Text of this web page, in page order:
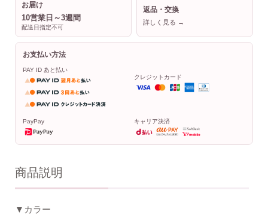
お届け
10営業日～3週間
配送日指定不可
返品・交換
詳しく見る →
お支払い方法
PAY ID あと払い
クレジットカード
PayPay キャリア決済
商品説明
▼カラー